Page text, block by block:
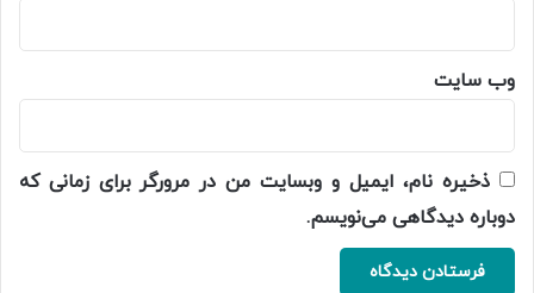
وب‌ سایت
ذخیره نام، ایمیل و وبسایت من در مرورگر برای زمانی که
دوباره دیدگاهی می‌نویسم.